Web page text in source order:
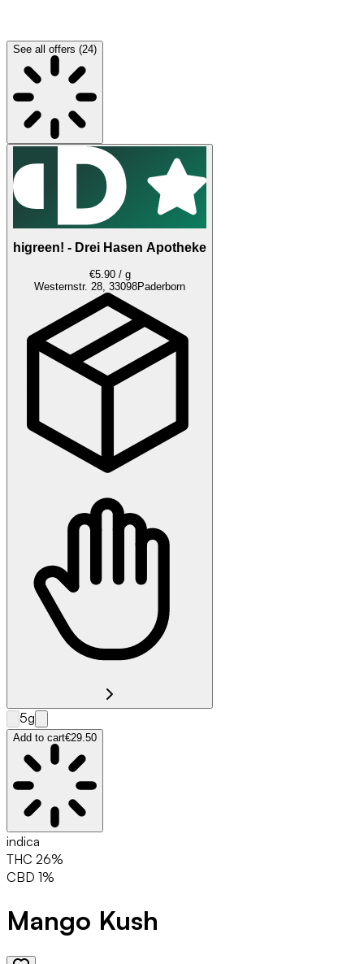
See all offers (24)
higreen! - Drei Hasen Apotheke
€5.90 / g
Westernstr. 28, 33098Paderborn
5g
Add to cart€29.50
indica
THC 26%
CBD 1%
Mango Kush